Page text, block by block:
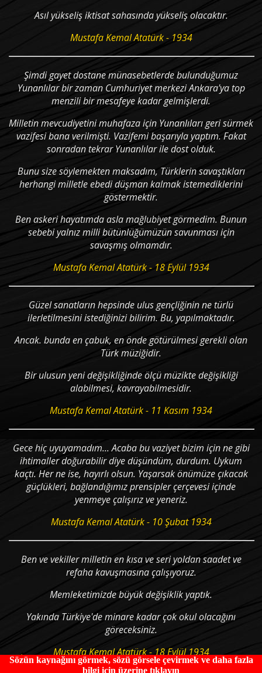
Asıl yükseliş iktisat sahasında yükseliş olacaktır.
Mustafa Kemal Atatürk - 1934
Şimdi gayet dostane münasebetlerde bulunduğumuz
Yunanlılar bir zaman Cumhuriyet merkezi Ankara'ya top
menzili bir mesafeye kadar gelmişlerdi.
Milletin mevcudiyetini muhafaza için Yunanlıları geri sürmek
vazifesi bana verilmişti. Vazifemi başarıyla yaptım. Fakat
sonradan tekrar Yunanlılar ile dost olduk.
Bunu size söylemekten maksadım, Türklerin savaştıkları
herhangi milletle ebedi düşman kalmak istemediklerini
göstermektir.
Ben askeri hayatımda asla mağlubiyet görmedim. Bunun
sebebi yalnız milli bütünlüğümüzün savunması için
savaşmış olmamdır.
Mustafa Kemal Atatürk - 18 Eylül 1934
Güzel sanatların hepsinde ulus gençliğinin ne türlü
ilerletilmesini istediğinizi bilirim. Bu, yapılmaktadır.
Ancak. bunda en çabuk, en önde götürülmesi gerekli olan
Türk müziğidir.
Bir ulusun yeni değişikliğinde ölçü müzikte değişikli­ği
alabilmesi, kavrayabilmesidir.
Mustafa Kemal Atatürk - 11 Kasım 1934
Gece hiç uyuyamadım... Acaba bu vaziyet bizim için ne gi­bi
ihtimaller doğurabilir diye düşündüm, durdum. Uykum
kaçtı. Her ne ise, hayır­lı olsun. Yaşarsak önümüze çıkacak
güçlükleri, bağlandığımız prensipler çerçevesi içinde
yenmeye çalışırız ve yeneriz.
Mustafa Kemal Atatürk - 10 Şubat 1934
Ben ve vekiller milletin en kısa ve seri yoldan saadet ve
refaha kavuşmasına çalışıyoruz.
Memleketimizde büyük değişiklik yaptık.
Yakında Türkiye'de minare kadar çok okul olacağını
göreceksiniz.
Mustafa Kemal Atatürk - 18 Eylül 1934
Sözün kaynağını görmek, sözü görsele çevirmek ve daha fazla
bilgi için üzerine tıklayın